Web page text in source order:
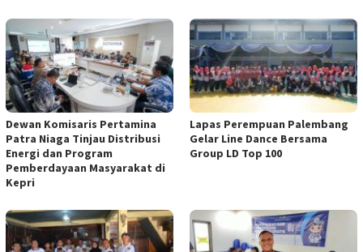
Dewan Komisaris Pertamina
Patra Niaga Tinjau Distribusi
Energi dan Program
Pemberdayaan Masyarakat di
Kepri
Lapas Perempuan Palembang
Gelar Line Dance Bersama
Group LD Top 100